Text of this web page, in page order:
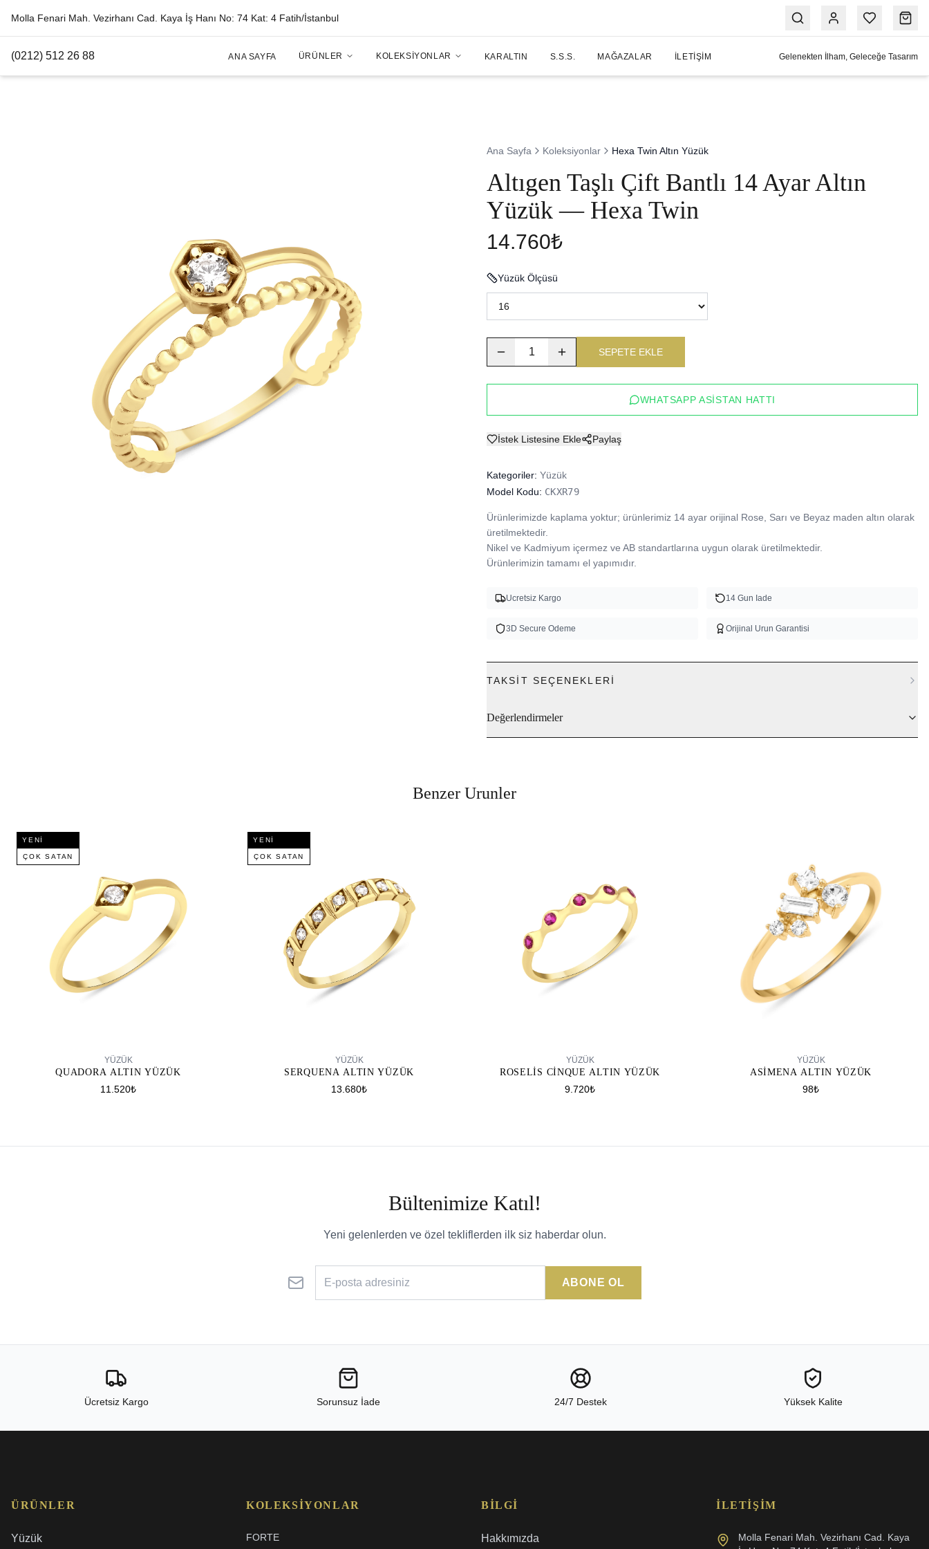
Molla Fenari Mah. Vezirhanı Cad. Kaya İş Hanı No: 74 Kat: 4 Fatih/İstanbul
(0212) 512 26 88 ANA SAYFA ÜRÜNLER KOLEKSIYONLAR KARALTIN S.S.S. MAĞAZALAR İLETIŞIM Gelenekten İlham, Geleceğe Tasarım
Ana Sayfa Koleksiyonlar Hexa Twin Altın Yüzük
Altıgen Taşlı Çift Bantlı 14 Ayar Altın
Yüzük — Hexa Twin
14.760₺
Yüzük Ölçüsü
1 SEPETE EKLE
WHATSAPP ASISTAN HATTI
İstek Listesine Ekle Paylaş
Kategoriler: Yüzük
Model Kodu: CKXR79
Ürünlerimizde kaplama yoktur; ürünlerimiz 14 ayar orijinal Rose, Sarı ve Beyaz maden altın olarak
üretilmektedir.
Nikel ve Kadmiyum içermez ve AB standartlarına uygun olarak üretilmektedir.
Ürünlerimizin tamamı el yapımıdır.
Ucretsiz Kargo 14 Gun Iade
3D Secure Odeme Orijinal Urun Garantisi
TAKSIT SEÇENEKLERI
Değerlendirmeler
Benzer Urunler
YENI
ÇOK SATAN
YÜZÜK
QUADORA ALTIN YÜZÜK
11.520₺
YENI
ÇOK SATAN
YÜZÜK
SERQUENA ALTIN YÜZÜK
13.680₺
YÜZÜK
ROSELIS CINQUE ALTIN YÜZÜK
9.720₺
YÜZÜK
ASIMENA ALTIN YÜZÜK
98₺
Bültenimize Katıl!
Yeni gelenlerden ve özel tekliflerden ilk siz haberdar olun.
ABONE OL
Ücretsiz Kargo Sorunsuz İade 24/7 Destek Yüksek Kalite
ÜRÜNLER
Yüzük
KOLEKSIYONLAR
FORTE
BILGI
Hakkımızda
İLETIŞIM
Molla Fenari Mah. Vezirhanı Cad. Kaya